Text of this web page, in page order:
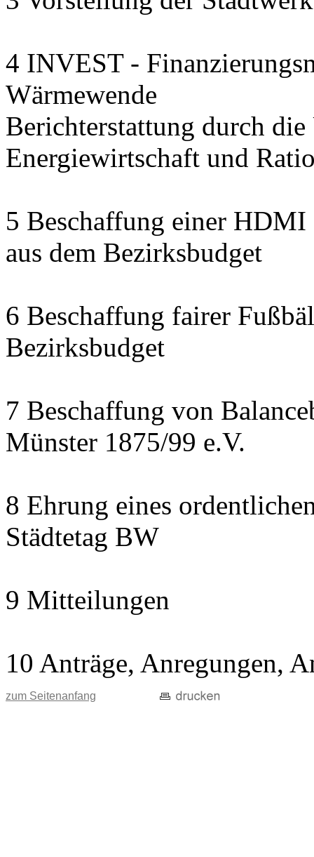
4 INVEST -
Wärmewende
Berichterstattung durch
Energiewirtschaft und
5 Beschaffung einer
aus dem Bezirksbudget
6 Beschaffung fairer
Bezirksbudget
7 Beschaffung von
Münster 1875/99 e.V.
8 Ehrung eines
Städtetag BW
9 Mitteilungen
10 Anträge, Anregungen,
zum Seitenanfang